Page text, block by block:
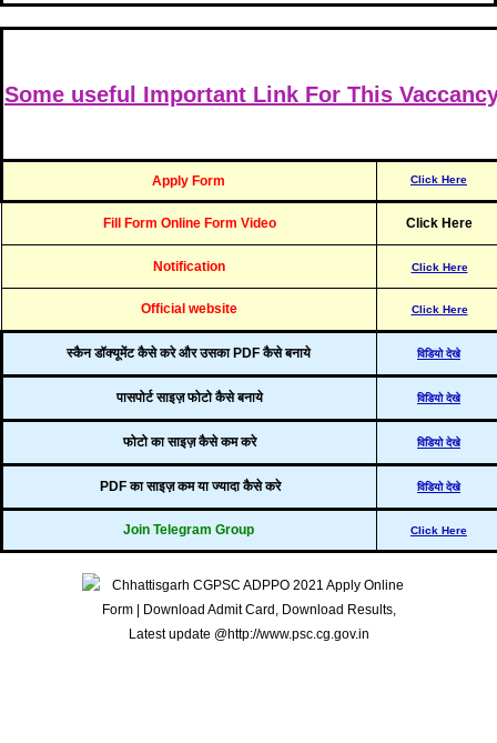
Some useful Important Link For This
Apply Form Click Here
Fill Form Online Form Video Click Here
Notification Click Here
Official website Click Here
स्कैन डॉक्यूमेंट कैसे करे और उसका PDF कैसे बनाये विडियो देखे
पासपोर्ट साइज़ फोटो कैसे बनाये विडियो देखे
फोटो का साइज़ कैसे कम करे विडियो देखे
PDF का साइज़ कम या ज्यादा कैसे करे विडियो देखे
Join Telegram Group Click Here